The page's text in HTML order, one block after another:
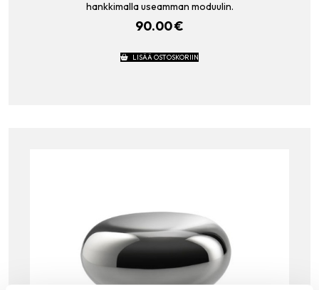
hankkimalla useamman moduulin.
90.00€
LISÄÄ OSTOSKORIIN